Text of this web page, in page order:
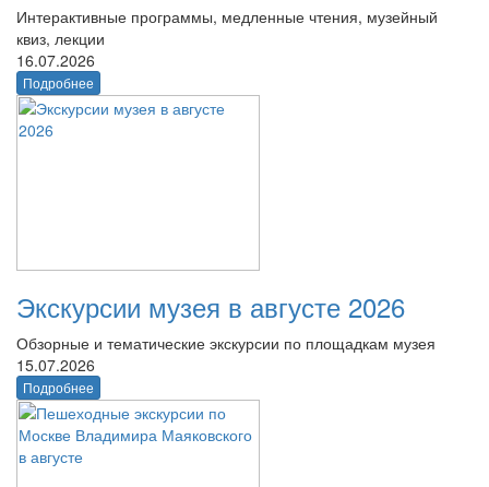
Интерактивные программы, медленные чтения, музейный
квиз, лекции
16.07.2026
Подробнее
Экскурсии музея в августе 2026
Обзорные и тематические экскурсии по площадкам музея
15.07.2026
Подробнее